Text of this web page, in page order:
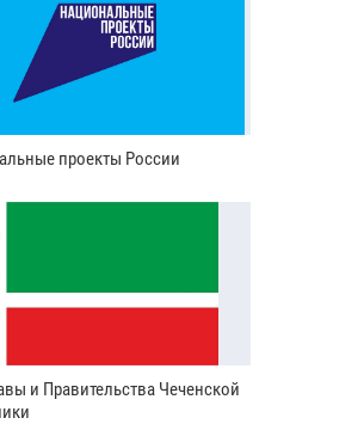
проекты России
и Правительства Чеченской